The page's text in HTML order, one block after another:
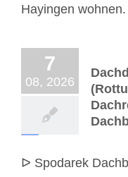
Hayingen
7
08, 2026
ᐅ Spodarek